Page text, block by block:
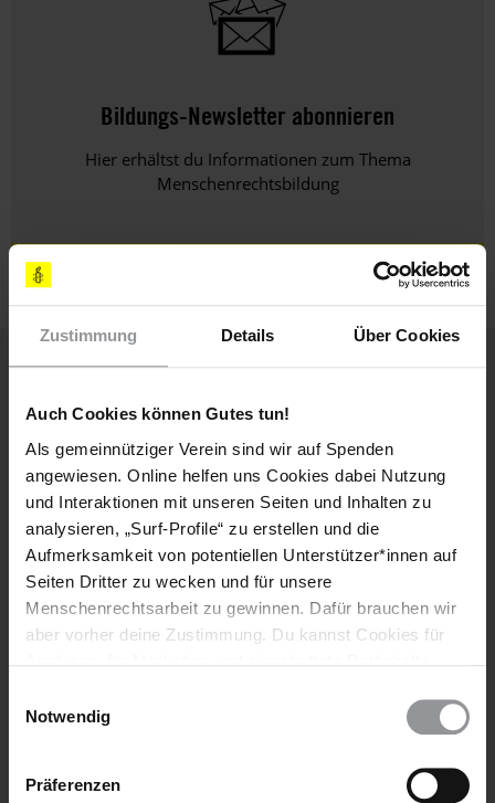
Zustimmung Details Über Cookies
Auch Cookies können Gutes tun!
Als gemeinnütziger Verein sind wir auf Spenden
angewiesen. Online helfen uns Cookies dabei Nutzung
und Interaktionen mit unseren Seiten und Inhalten zu
analysieren, „Surf-Profile“ zu erstellen und die
Aufmerksamkeit von potentiellen Unterstützer*innen auf
Seiten Dritter zu wecken und für unsere
Menschenrechtsarbeit zu gewinnen. Dafür brauchen wir
aber vorher deine Zustimmung. Du kannst Cookies für
wieder ändern. Diesen Banner kannst Du über den Link
Notwendig
Präferenzen
Bildungs-Newsletter abonnieren
Hier erhältst du Informationen zum Thema
Menschenrechtsbildung
Weitere Artikel
Jugendschutz bei Amnesty: Unser Konzept für
Prävention, Sicherheit und Partizipation